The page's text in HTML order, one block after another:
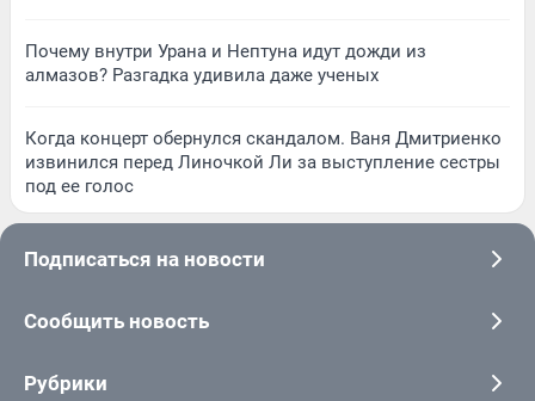
Почему внутри Урана и Нептуна идут дожди из
алмазов? Разгадка удивила даже ученых
Когда концерт обернулся скандалом. Ваня Дмитриенко
извинился перед Линочкой Ли за выступление сестры
под ее голос
Подписаться на новости
Сообщить новость
Рубрики